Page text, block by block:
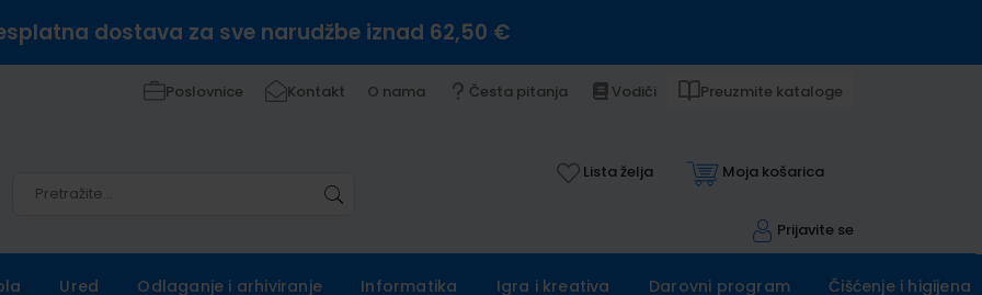
dostava za sve narudžbe iznad 62,50 €
Poslovnice Kontakt O nama Česta pitanja Vodiči Preuzmite kataloge
Lista želja Moja košarica
Prijavite se
Ured Odlaganje i arhiviranje Informatika Igra i kreativa Darovni program Čišćenje i higijena